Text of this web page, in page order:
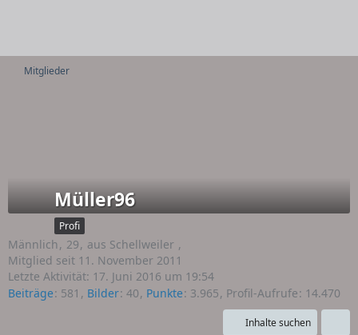
Mitglieder
Müller96
Profi
Männlich 29
aus Schellweiler
Mitglied seit 11. November 2011
Letzte Aktivität: 17. Juni 2016 um 19:54
Beiträge 581 Bilder 40 Punkte 3.965 Profil-Aufrufe 14.470
Inhalte suchen